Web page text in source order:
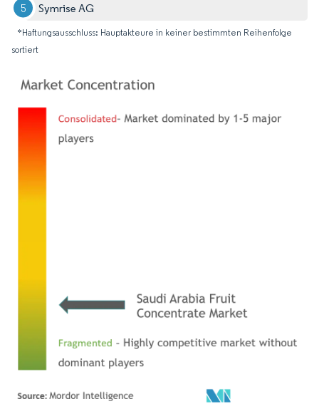
Symrise AG
*Haftungsausschluss: Hauptakteure in keiner bestimmten Reihenfolge
sortiert